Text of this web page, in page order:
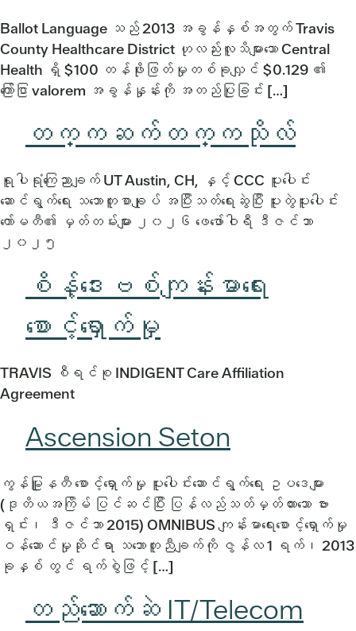
Ballot Language သည် 2013 အခွန်နှစ်အတွက် Travis
County Healthcare District ဟုလည်းလူသိများသော Central
Health ရှိ $100 တန်ဖိုးဖြတ်မှုတစ်ခုလျှင် $0.129 ၏
ကြော်ငြာ valorem အခွန်နှုန်းကို အတည်ပြုခြင်း […]
တက္ကဆက်တက္ကသိုလ်
ရူပါရုံကြေညာချက် UT Austin, CH, နှင့် CCC ပူးပေါင်း
ဆောင်ရွက်ရေး သဘောတူစာချုပ် အပြီးသတ်ရေးဆွဲပြီး ပူးတွဲပူးပေါင်း
ကော်မတီ၏ မှတ်တမ်းများ ၂၀၂၆ ဖေဖော်ဝါရီ ဒီဇင်ဘာ
၂၀၂၅
စိန့်ဒေးဗစ်ကျန်းမာရေး
စောင့်ရှောက်မှု
TRAVIS စီရင်စု INDIGENT Care Affiliation
Agreement
Ascension Seton
ကွန်မြူနတီ စောင့်ရှောက်မှု ပူးပေါင်းဆောင်ရွက်ရေး ဥပဒေများ
(ဒုတိယအကြိမ် ပြင်ဆင်ပြီး ပြန်လည်သတ်မှတ်ထားသော ဗား
ရှင်း၊ ဒီဇင်ဘာ 2015) OMNIBUS ကျန်းမာရေးစောင့်ရှောက်မှု
ဝန်ဆောင်မှုဆိုင်ရာ သဘောတူညီချက်ကို ဇွန်လ 1 ရက်၊ 2013
ခုနှစ် တွင် ရက်စွဲဖြင့် […]
တည်ဆောက်ဆဲ IT/Telecom